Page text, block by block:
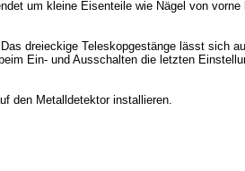
um kleine Eisenteile wie Nägel von vorne
dreieckige Teleskopgestänge lässt sich
Ein- und Ausschalten die letzten
den Metalldetektor installieren.